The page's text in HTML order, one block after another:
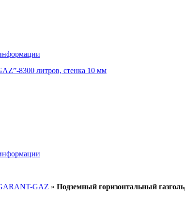
8300 литров, стенка 10 мм
GAZ » Подземный горизонтальный